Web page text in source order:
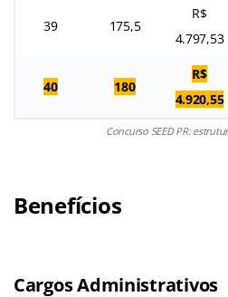
39 175,5
R$
4.797,53
40 180
R$
4.920,55
Concurso SEED PR:
Benefícios
Cargos Administrativos